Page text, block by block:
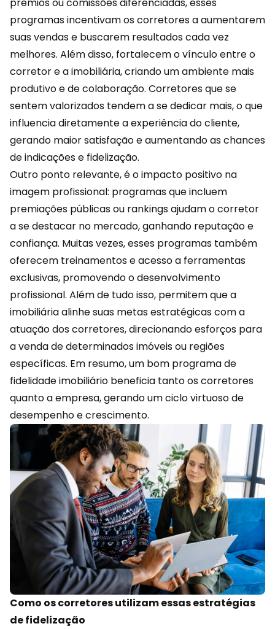
programas incentivam os corretores a aumentarem
suas vendas e buscarem resultados cada vez
melhores. Além disso, fortalecem o vínculo entre o
corretor e a imobiliária, criando um ambiente mais
produtivo e de colaboração. Corretores que se
sentem valorizados tendem a se dedicar mais, o que
influencia diretamente aexperiênciado cliente,
gerando maior satisfação e aumentando as chances
de indicações e fidelização.
Outro ponto relevante, é o impacto positivo na
imagem profissional: programas que incluem
premiações públicas ou rankings ajudam o corretor
a se destacar no mercado, ganhando reputação e
confiança. Muitas vezes, esses programas também
oferecem treinamentos e acesso a ferramentas
exclusivas, promovendo o desenvolvimento
profissional. Além de tudo isso, permitem que a
imobiliária alinhe suas metas estratégicas com a
atuação dos corretores, direcionando esforços para
a venda de determinados imóveis ou regiões
específicas. Em resumo, um bom programa de
fidelidadeimobiliário beneficia tanto os corretores
quanto a empresa, gerando um ciclo virtuoso de
desempenho e crescimento.
Como os corretores utilizam essas estratégias
de fidelização